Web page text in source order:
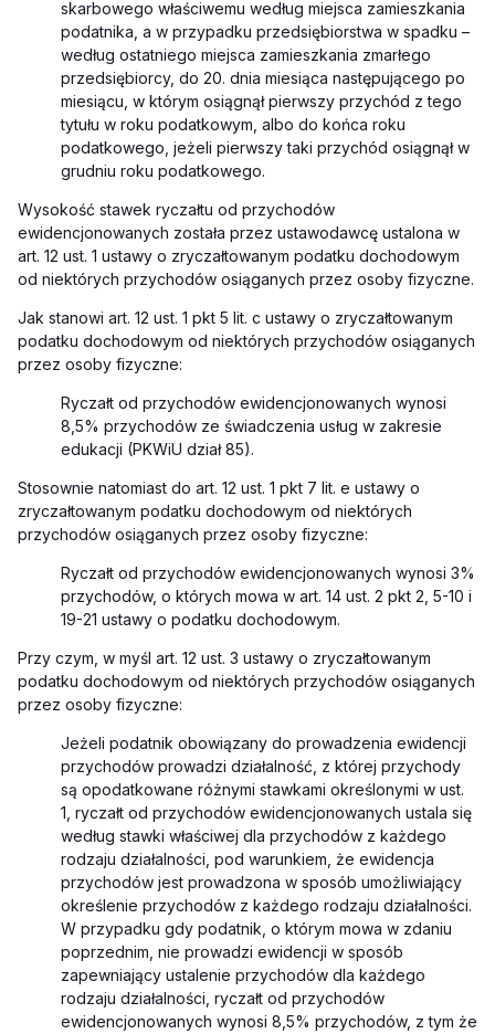
skarbowego właściwemu według miejsca zamieszkania
podatnika, a w przypadku przedsiębiorstwa w spadku –
według ostatniego miejsca zamieszkania zmarłego
przedsiębiorcy, do 20. dnia miesiąca następującego po
miesiącu, w którym osiągnął pierwszy przychód z tego
tytułu w roku podatkowym, albo do końca roku
podatkowego, jeżeli pierwszy taki przychód osiągnął w
grudniu roku podatkowego.
Wysokość stawek ryczałtu od przychodów
ewidencjonowanych została przez ustawodawcę ustalona w
art. 12 ust. 1 ustawy o zryczałtowanym podatku dochodowym
od niektórych przychodów osiąganych przez osoby fizyczne.
Jak stanowi art. 12 ust. 1 pkt 5 lit. c ustawy o zryczałtowanym
podatku dochodowym od niektórych przychodów osiąganych
przez osoby fizyczne:
Ryczałt od przychodów ewidencjonowanych wynosi
8,5% przychodów ze świadczenia usług w zakresie
edukacji (PKWiU dział 85).
Stosownie natomiast do art. 12 ust. 1 pkt 7 lit. e ustawy o
zryczałtowanym podatku dochodowym od niektórych
przychodów osiąganych przez osoby fizyczne:
Ryczałt od przychodów ewidencjonowanych wynosi 3%
przychodów, o których mowa w art. 14 ust. 2 pkt 2, 5-10 i
19-21 ustawy o podatku dochodowym.
Przy czym, w myśl art. 12 ust. 3 ustawy o zryczałtowanym
podatku dochodowym od niektórych przychodów osiąganych
przez osoby fizyczne:
Jeżeli podatnik obowiązany do prowadzenia ewidencji
przychodów prowadzi działalność, z której przychody
są opodatkowane różnymi stawkami określonymi w ust.
1, ryczałt od przychodów ewidencjonowanych ustala się
według stawki właściwej dla przychodów z każdego
rodzaju działalności, pod warunkiem, że ewidencja
przychodów jest prowadzona w sposób umożliwiający
określenie przychodów z każdego rodzaju działalności.
W przypadku gdy podatnik, o którym mowa w zdaniu
poprzednim, nie prowadzi ewidencji w sposób
zapewniający ustalenie przychodów dla każdego
rodzaju działalności, ryczałt od przychodów
ewidencjonowanych wynosi 8,5% przychodów, z tym że